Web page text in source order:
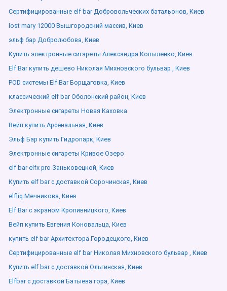
Сертифицированные elf bar Добровольческих батальонов, Киев
lost mary 12000 Вышгородский массив, Киев
эльф бар Добролюбова, Киев
Купить электронные сигареты Александра Копыленко, Киев
Elf Bar купить дешево Николая Михновского бульвар , Киев
POD системы Elf Bar Борщаговка, Киев
классический elf bar Оболонский район, Киев
Электронные сигареты Новая Каховка
Вейп купить Арсенальная, Киев
Эльф Бар купить Гидропарк, Киев
Электронные сигареты Кривое Озеро
elf bar elfx pro Заньковецкой, Киев
Купить elf bar с доставкой Сорочинская, Киев
elfliq Мечникова, Киев
Elf Bar с экраном Кропивницкого, Киев
Вейп купить Евгения Коновальца, Киев
купить elf bar Архитектора Городецкого, Киев
Сертифицированные elf bar Николая Михновского бульвар , Киев
Купить elf bar с доставкой Ольгинская, Киев
Elfbar с доставкой Батыева гора, Киев